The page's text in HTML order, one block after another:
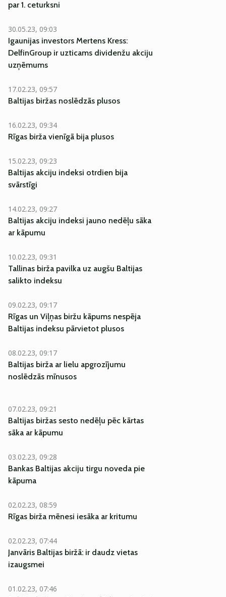
par 1. ceturksni
30.05.23, 09:03
Igaunijas investors Mertens Kress:
DelfinGroup ir uzticams dividenžu akciju
uzņēmums
17.02.23, 09:57
Baltijas biržas noslēdzās plusos
16.02.23, 09:34
Rīgas birža vienīgā bija plusos
15.02.23, 09:23
Baltijas akciju indeksi otrdien bija
svārstīgi
14.02.23, 09:27
Baltijas akciju indeksi jauno nedēļu sāka
ar kāpumu
10.02.23, 09:31
Tallinas birža pavilka uz augšu Baltijas
salikto indeksu
09.02.23, 09:17
Rīgas un Viļņas biržu kāpums nespēja
Baltijas indeksu pārvietot plusos
08.02.23, 09:17
Baltijas birža ar lielu apgrozījumu
noslēdzās mīnusos
07.02.23, 09:21
Baltijas biržas sesto nedēļu pēc kārtas
sāka ar kāpumu
03.02.23, 09:28
Bankas Baltijas akciju tirgu noveda pie
kāpuma
02.02.23, 08:59
Rīgas birža mēnesi iesāka ar kritumu
02.02.23, 07:44
Janvāris Baltijas biržā: ir daudz vietas
izaugsmei
01.02.23, 07:46